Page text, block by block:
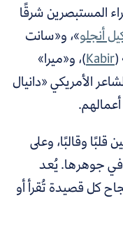
المستبصرين شرقًا
أنجلو»، و«سانت
Kabir)، و«ميرا»
الأمريكي «دانيال
وقالبًا، وعلى
في جوهرها. يُعد
كل قصيدة تُقرأ أو